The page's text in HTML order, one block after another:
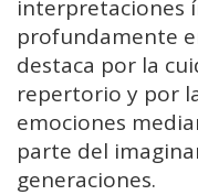
interpretaciones
profundamente
destaca por la
repertorio y por
emociones
parte del
generaciones.